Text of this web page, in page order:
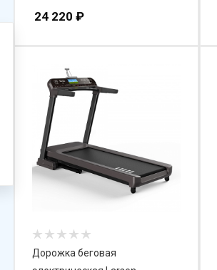
24 220 ₽
Дорожка беговая